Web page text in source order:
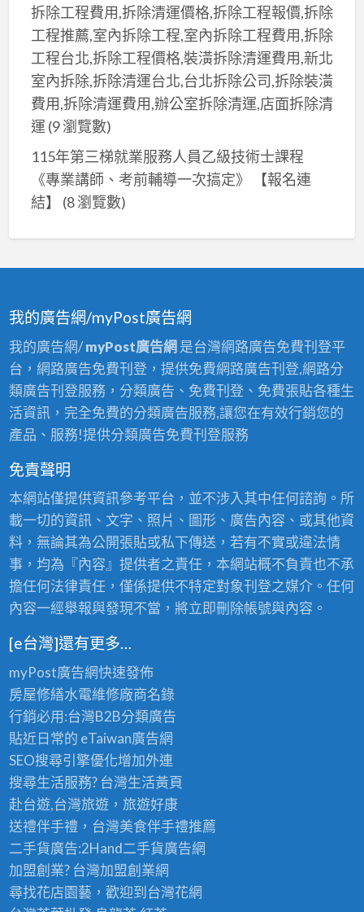
拆除工程費用,拆除清運價格,拆除工程報價,拆除
工程推薦,室內拆除工程,室內拆除工程費用,拆除
工程台北,拆除工程價格,裝潢拆除清運費用,新北
室內拆除,拆除清運台北,台北拆除公司,拆除裝潢
費用,拆除清運費用,辦公室拆除清運,店面拆除清
運 (9 瀏覽數)
115年第三梯就業服務人員乙級技術士課程
《專業講師、考前輔導一次搞定》 【報名連
結】
(8 瀏覽數)
我的廣告網/myPost廣告網
我的廣告網/myPost廣告網是台灣網路廣告免費刊登平
台，網路廣告免費刊登，提供免費網路廣告刊登,網路分
類廣告刊登服務，分類廣告、免費刊登、免費張貼各種生
活資訊，完全免費的分類廣告服務,讓您在有效行銷您的
產品、服務!提供分類廣告免費刊登服務
免責聲明
本網站僅提供資訊參考平台，並不涉入其中任何諮詢。所
載一切的資訊、文字、照片、圖形、廣告內容、或其他資
料，無論其為公開張貼或私下傳送，若有不實或違法情
事，均為『內容』提供者之責任，本網站概不負責也不承
擔任何法律責任，僅係提供不特定對象刊登之媒介。任何
內容一經舉報與發現不當，將立即刪除帳號與內容。
[e台灣]還有更多…
myPost廣告網快速發佈
房屋修繕水電維修廠商名錄
行銷必用:台灣B2B分類廣告
貼近日常的 eTaiwan廣告網
SEO搜尋引擎優化增加外連
搜尋生活服務? 台灣生活黃頁
赴台遊,台灣旅遊，旅遊好康
送禮伴手禮，台灣美食伴手禮推薦
二手貨廣告:2Hand二手貨廣告網
加盟創業? 台灣加盟創業網
尋找花店園藝，歡迎到台灣花網